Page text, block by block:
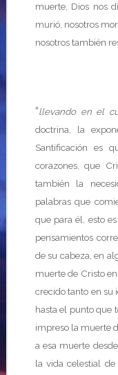
muerte, Dios nos
murió, nosotros
nosotros también
“llevando en el
doctrina, la
Santificación es
corazones, que
también la
palabras que
que para él, esto
pensamientos
de su cabeza, en
muerte de Cristo
crecido tanto en su
hasta el punto que
impreso la muerte
a esa muerte
la vida celestial de